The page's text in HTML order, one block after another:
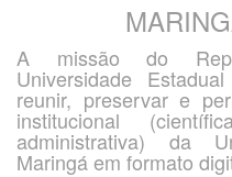
A missão do
Universidade
reunir, preservar e
institucional
administrativa) da
Maringá em formato